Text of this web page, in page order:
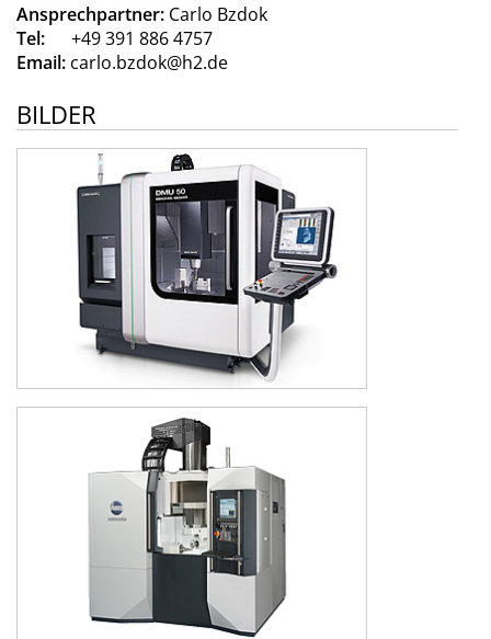
Ansprechpartner: Carlo Bzdok
Tel: +49 391 886 4757
Email: carlo.bzdok@h2.de
BILDER